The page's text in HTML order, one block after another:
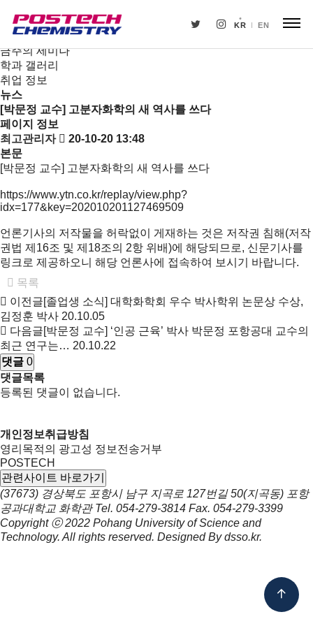
KR EN
뉴스
공지사항
금주의 세미나
학과 갤러리
취업 정보
뉴스
[박문정 교수] 고분자화학의 새 역사를 쓰다
페이지 정보
최고관리자
20-10-20 13:48
본문
[박문정 교수] 고분자화학의 새 역사를 쓰다
https://www.ytn.co.kr/replay/view.php?
idx=177&key=202010201127469509
언론기사의 저작물을 허락없이 게재하는 것은 저작권 침해(저작
권법 제16조 및 제18조의 2항 위배)에 해당되므로, 신문기사를
링크로 제공하오니 해당 언론사에 접속하여 보시기 바랍니다.
목록
이전글[졸업생 소식] 대학화학회 우수 박사학위 논문상 수상,
김정훈 박사 20.10.05
다음글[박문정 교수] ‘인공 근육’ 박사 박문정 포항공대 교수의
최근 연구는… 20.10.22
댓글 0
댓글목록
등록된 댓글이 없습니다.
개인정보취급방침
영리목적의 광고성 정보전송거부
POSTECH
관련사이트 바로가기
(37673) 경상북도 포항시 남구 지곡로 127번길 50(지곡동) 포항
공과대학교 화학관 Tel. 054-279-3814 Fax. 054-279-3399
Copyright ⓒ 2022 Pohang University of Science and
Technology. All rights reserved. Designed Bydsso.kr.